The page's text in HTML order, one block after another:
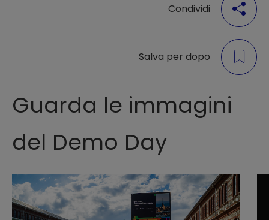
Condividi
Salva per dopo
Guarda le immagini
del Demo Day